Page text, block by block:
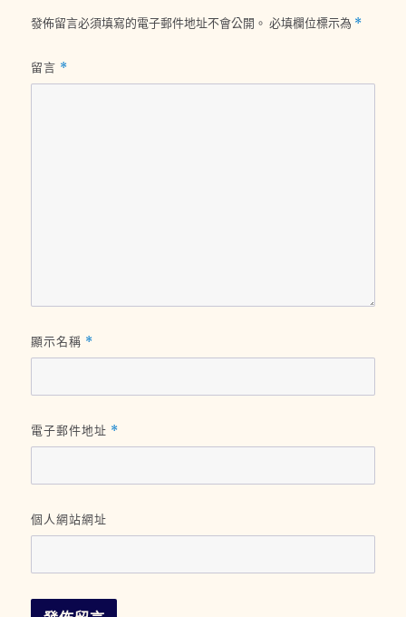
發佈留言必須填寫的電子郵件地址不會公開。 必填欄位標示為 *
留言 *
顯示名稱 *
電子郵件地址 *
個人網站網址